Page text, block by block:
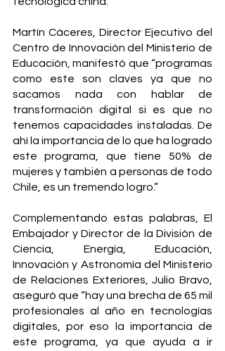
Martín Cáceres, Director Ejecutivo del
Centro de Innovación del Ministerio de
Educación, manifestó que “programas
como este son claves ya que no
sacamos nada con hablar de
transformación digital si es que no
tenemos capacidades instaladas. De
ahí la importancia de lo que ha logrado
este programa, que tiene 50% de
mujeres y también a personas de todo
Chile, es un tremendo logro.”
Complementando estas palabras, El
Embajador y Director de la División de
Ciencia, Energía, Educación,
Innovación y Astronomía del Ministerio
de Relaciones Exteriores, Julio Bravo,
aseguró que “hay una brecha de 65 mil
profesionales al año en tecnologías
digitales, por eso la importancia de
este programa, ya que ayuda a ir